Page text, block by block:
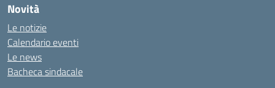
Novità
Le notizie
Calendario eventi
Le news
Bacheca sindacale